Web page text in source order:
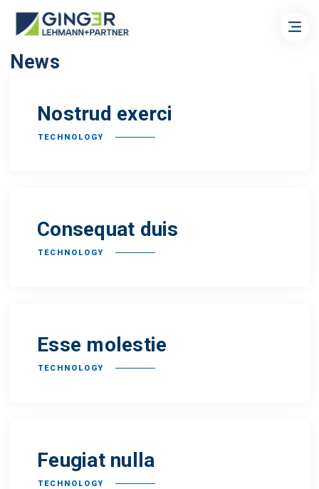
News
Nostrud exerci
TECHNOLOGY
Consequat duis
TECHNOLOGY
Esse molestie
TECHNOLOGY
Feugiat nulla
TECHNOLOGY